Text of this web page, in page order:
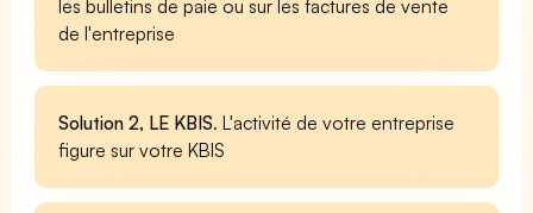
les bulletins de paie ou sur les factures de vente
de l'entreprise
Solution 2, LE KBIS. L'activité de votre entreprise
figure sur votre KBIS